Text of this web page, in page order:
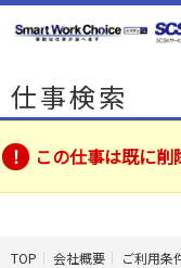
仕事検索
この仕事は既に削
TOP 会社概要 ご利用条